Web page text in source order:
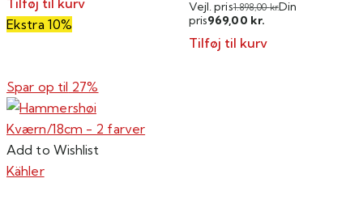
Ekstra 10%
Vejl. pris1.898,00kr.Din
pris969,00 kr.
Tilføj til kurv
Spar op til 27%
Add to Wishlist
Kähler